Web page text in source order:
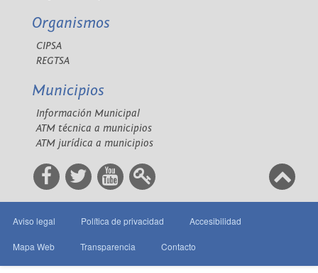
Organismos
CIPSA
REGTSA
Municipios
Información Municipal
ATM técnica a municipios
ATM jurídica a municipios
Aviso legal Política de privacidad Accesibilidad
Mapa Web Transparencia Contacto